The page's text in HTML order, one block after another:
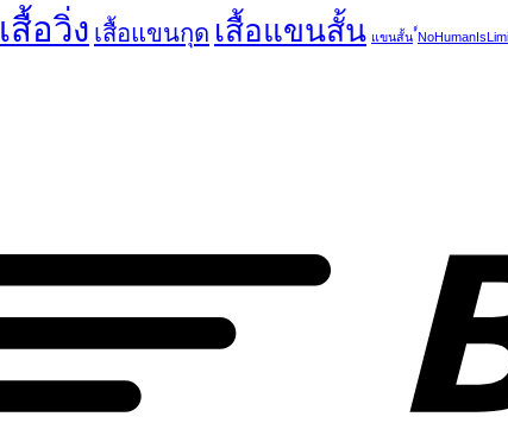
เสื้อวิ่ง เสื้อแขนกุด เสื้อแขนสั้น แขนสั้น